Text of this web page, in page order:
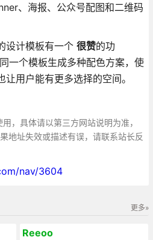
、海报、公众号配图和二维码
设计模板有一个 很赞的功
一个模板生成多种配色方案，使
用户能有更多选择的空间。
，具体请以第三方网站说明为准，
地址失效或描述有误，请联系站长反
nav/3604
更多»
Reeoo